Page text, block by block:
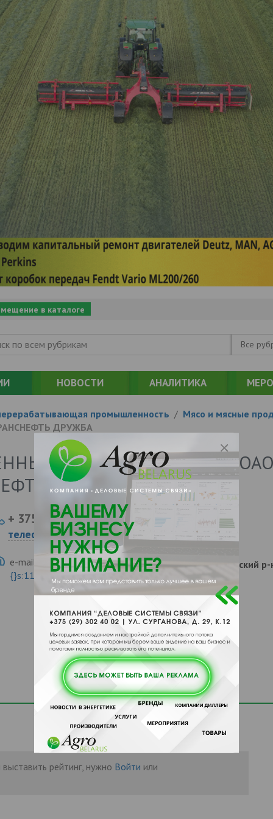
в каталоге
Все
НОВОСТИ АНАЛИТИКА
промышленность / Мясо и мясные
ДРУЖБА
КОМБИНАТ ФИЛИАЛ
ДРУЖБА
+ 375
Показать
телефоны
e-mail:
a:2:{s:5:"VALUE";a:0:
{}s:11:"DESCRIPTION";a:0:{}}
247035, , , , Гомельский
рейтинг, нужно Войти или